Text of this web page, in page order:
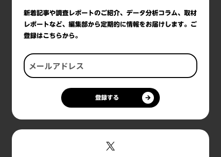
新着記事や調査レポートのご紹介、データ分析コラム、取材
レポートなど、編集部から定期的に情報をお届けします。ご
登録はこちらから。
登録する